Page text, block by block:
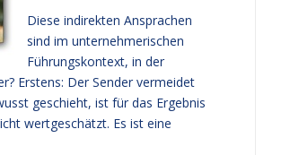
Diese indirekten Ansprachen
sind im unternehmerischen
Führungskontext, in der
Erstens: Der Sender vermeidet
geschieht, ist für das Ergebnis
wertgeschätzt. Es ist eine